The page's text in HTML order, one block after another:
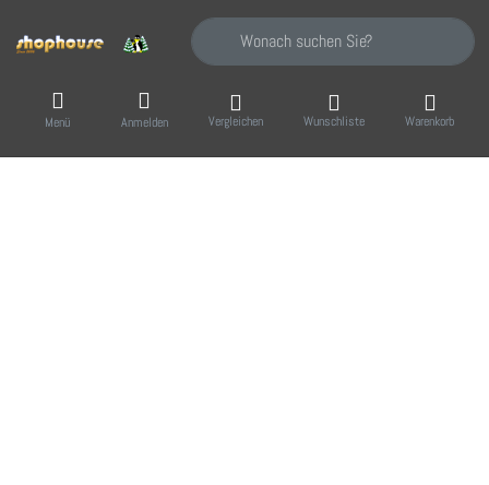
Geben Sie einen Suchbegriff ein. Während
Menü Anmelden Vergleichen Wunschliste Warenkorb